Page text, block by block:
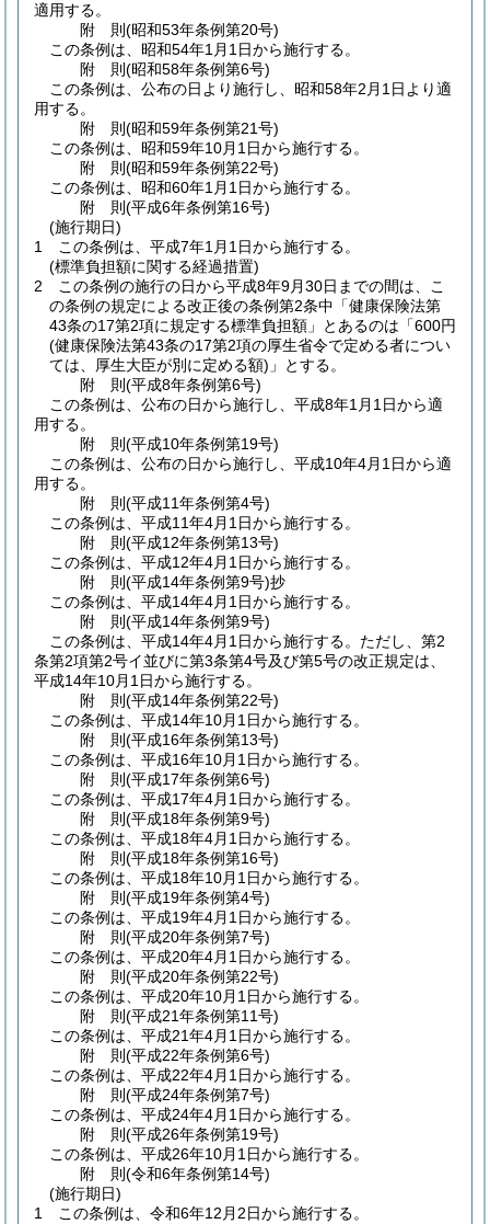
適用する。
附 則(昭和53年条例第20号)
この条例は、昭和54年1月1日から施行する。
附 則(昭和58年条例第6号)
この条例は、公布の日より施行し、昭和58年2月1日より適
用する。
附 則(昭和59年条例第21号)
この条例は、昭和59年10月1日から施行する。
附 則(昭和59年条例第22号)
この条例は、昭和60年1月1日から施行する。
附 則(平成6年条例第16号)
(施行期日)
1
この条例は、平成7年1月1日から施行する。
(標準負担額に関する経過措置)
2
この条例の施行の日から平成8年9月30日までの間は、こ
の条例の規定による改正後の条例第2条中「健康保険法第
43条の17第2項に規定する標準負担額」とあるのは「600円
(健康保険法第43条の17第2項の厚生省令で定める者につい
ては、厚生大臣が別に定める額) 」とする。
附 則(平成8年条例第6号)
この条例は、公布の日から施行し、平成8年1月1日から適
用する。
附 則(平成10年条例第19号)
この条例は、公布の日から施行し、平成10年4月1日から適
用する。
附 則(平成11年条例第4号)
この条例は、平成11年4月1日から施行する。
附 則(平成12年条例第13号)
この条例は、平成12年4月1日から施行する。
附 則(平成14年条例第9号)抄
この条例は、平成14年4月1日から施行する。
附 則(平成14年条例第9号)
この条例は、平成14年4月1日から施行する。 ただし、第2
条第2項第2号イ並びに第3条第4号及び第5号の改正規定は、
平成14年10月1日から施行する。
附 則(平成14年条例第22号)
この条例は、平成14年10月1日から施行する。
附 則(平成16年条例第13号)
この条例は、平成16年10月1日から施行する。
附 則(平成17年条例第6号)
この条例は、平成17年4月1日から施行する。
附 則(平成18年条例第9号)
この条例は、平成18年4月1日から施行する。
附 則(平成18年条例第16号)
この条例は、平成18年10月1日から施行する。
附 則(平成19年条例第4号)
この条例は、平成19年4月1日から施行する。
附 則(平成20年条例第7号)
この条例は、平成20年4月1日から施行する。
附 則(平成20年条例第22号)
この条例は、平成20年10月1日から施行する。
附 則(平成21年条例第11号)
この条例は、平成21年4月1日から施行する。
附 則(平成22年条例第6号)
この条例は、平成22年4月1日から施行する。
附 則(平成24年条例第7号)
この条例は、平成24年4月1日から施行する。
附 則(平成26年条例第19号)
この条例は、平成26年10月1日から施行する。
附 則(令和6年条例第14号)
(施行期日)
1
この条例は、令和6年12月2日から施行する。